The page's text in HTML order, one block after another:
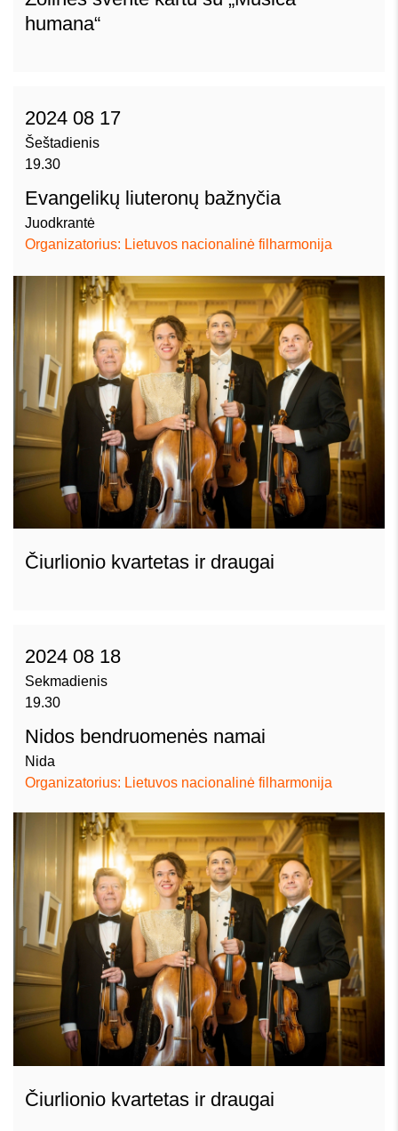
humana“
2024 08 17
Šeštadienis
19.30
Evangelikų liuteronų bažnyčia
Juodkrantė
Organizatorius: Lietuvos nacionalinė filharmonija
Čiurlionio kvartetas ir draugai
2024 08 18
Sekmadienis
19.30
Nidos bendruomenės namai
Nida
Organizatorius: Lietuvos nacionalinė filharmonija
Čiurlionio kvartetas ir draugai